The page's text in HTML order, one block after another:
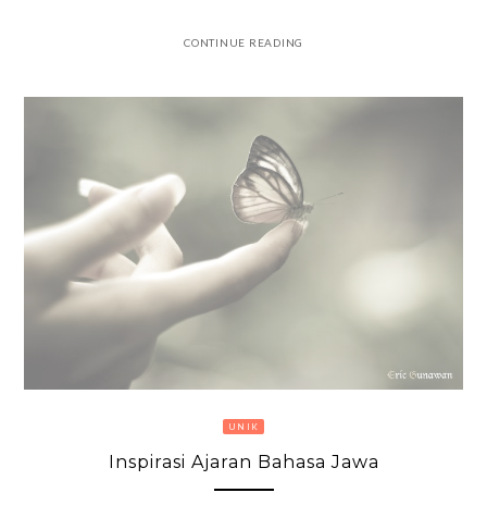
CONTINUE READING
UNIK
Inspirasi Ajaran Bahasa Jawa